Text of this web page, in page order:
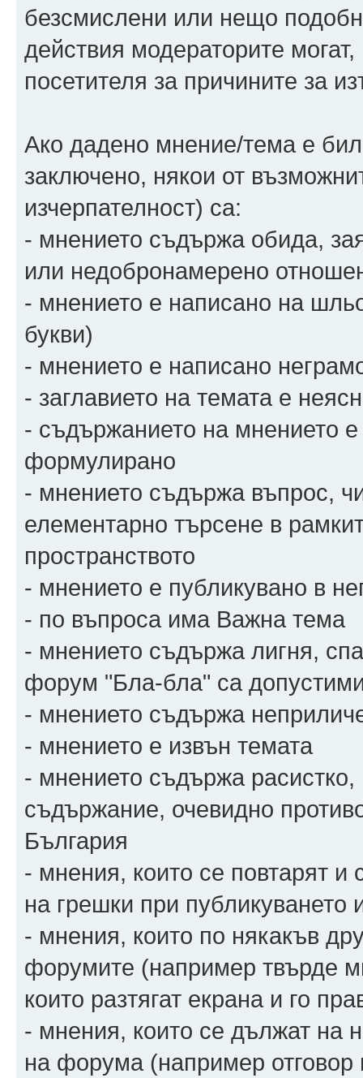
безсмислени или нещо
действия модераторите
посетителя за причините за
Ако дадено мнение/тема е
заключено, някои от
изчерпателност) са:
- мнението съдържа обида,
или недобронамерено
- мнението е написано на
букви)
- мнението е написано
- заглавието на темата е
- съдържанието на мнението
формулирано
- мнението съдържа въпрос,
елементарно търсене в
пространството
- мнението е публикувано в
- по въпроса има Важна тема
- мнението съдържа лигня,
форум "Бла-бла" са
- мнението съдържа
- мнението е извън темата
- мнението съдържа
съдържание, очевидно
България
- мнения, които се повтарят и
на грешки при публикуването
- мнения, които по някакъв
форумите (например твърде
които разтягат екрана и го
- мнения, които се дължат на
на форума (например отговор